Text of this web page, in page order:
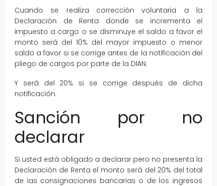
Cuando se realiza corrección voluntaria a la
Declaración de Renta donde se incrementa el
impuesto a cargo o se disminuye el saldo a favor el
monto será del 10% del mayor impuesto o menor
saldo a favor si se corrige antes de la notificación del
pliego de cargos por parte de la DIAN.
Y será del 20% si se corrige después de dicha
notificación.
Sanción por no
declarar
Si usted está obligado a declarar pero no presenta la
Declaración de Renta el monto será del 20% del total
de las consignaciones bancarias o de los ingresos